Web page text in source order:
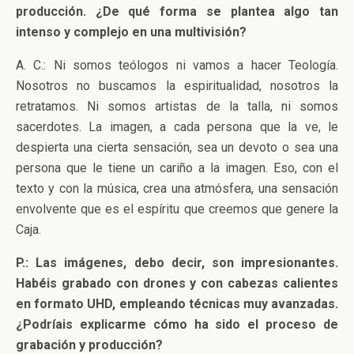
producción. ¿De qué forma se plantea algo tan
intenso y complejo en una multivisión?
A. C.: Ni somos teólogos ni vamos a hacer Teología.
Nosotros no buscamos la espiritualidad, nosotros la
retratamos. Ni somos artistas de la talla, ni somos
sacerdotes. La imagen, a cada persona que la ve, le
despierta una cierta sensación, sea un devoto o sea una
persona que le tiene un cariño a la imagen. Eso, con el
texto y con la música, crea una atmósfera, una sensación
envolvente que es el espíritu que creemos que genere la
Caja.
P.: Las imágenes, debo decir, son impresionantes.
Habéis grabado con drones y con cabezas calientes
en formato UHD, empleando técnicas muy avanzadas.
¿Podríais explicarme cómo ha sido el proceso de
grabación y producción?